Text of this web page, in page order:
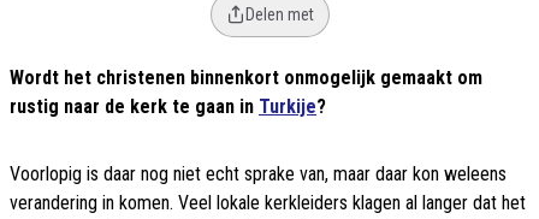
Delen met
Wordt het christenen binnenkort onmogelijk gemaakt om
rustig naar de kerk te gaan in Turkije?
Voorlopig is daar nog niet echt sprake van, maar daar kon weleens
verandering in komen. Veel lokale kerkleiders klagen al langer dat het